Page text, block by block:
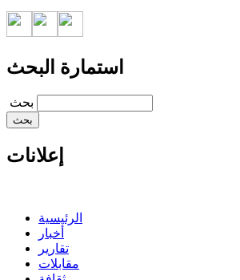
استمارة البحث
‏بحث ‏
إعلانات
الرئيسية
أخبار
تقارير
مقابلات